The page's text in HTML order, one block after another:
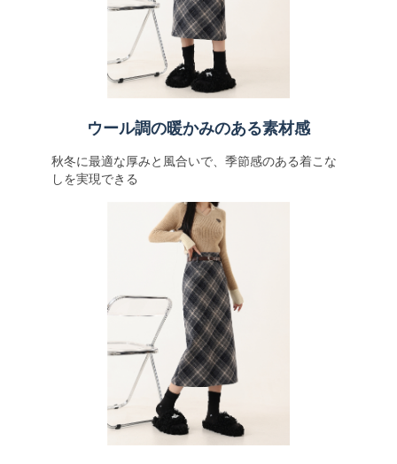
ウール調の暖かみのある素材感
秋冬に最適な厚みと風合いで、季節感のある着こな
しを実現できる